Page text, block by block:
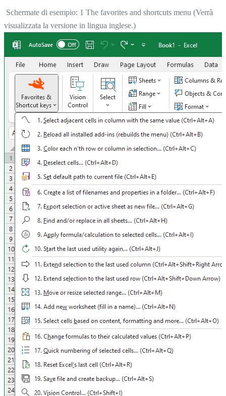
Schermate di esempio: 1 The favorites and shortcuts menu (Verrà
visualizzata la versione in lingua inglese.)